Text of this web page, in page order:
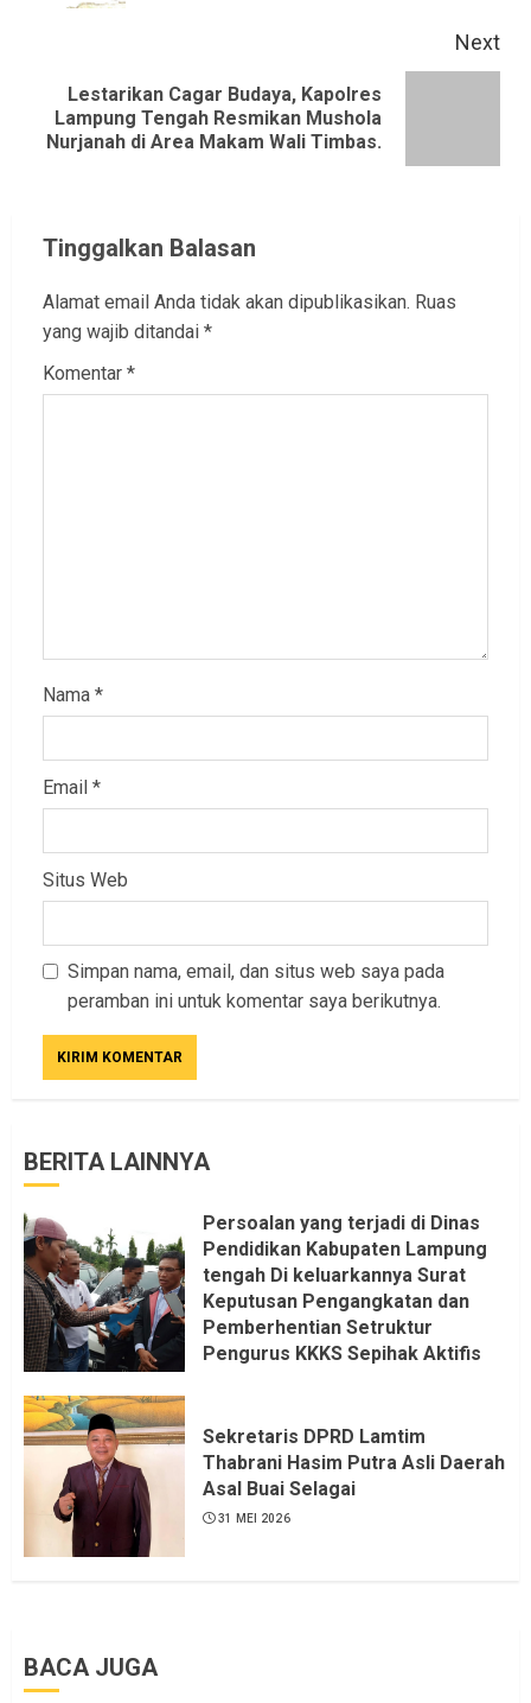
Next
Next
post:
Lestarikan Cagar Budaya, Kapolres
Lampung Tengah Resmikan Mushola
Nurjanah di Area Makam Wali Timbas.
Tinggalkan Balasan
Alamat email Anda tidak akan dipublikasikan. Ruas
yang wajib ditandai *
Komentar *
Nama *
Email *
Situs Web
Simpan nama, email, dan situs web saya pada
peramban ini untuk komentar saya berikutnya.
BERITA LAINNYA
Persoalan yang terjadi di Dinas
Pendidikan Kabupaten Lampung
tengah Di keluarkannya Surat
Keputusan Pengangkatan dan
Pemberhentian Setruktur
Pengurus KKKS Sepihak Aktifis
Dapat saya pastikan penuh Unsur
KKN, dan Unsur Politik.
6 AGUSTUS 2026
Sekretaris DPRD Lamtim
Thabrani Hasim Putra Asli Daerah
Asal Buai Selagai
31 MEI 2026
BACA JUGA